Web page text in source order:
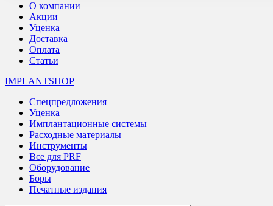
О компании
Акции
Уценка
Доставка
Оплата
Статьи
IMPLANTSHOP
Спецпредложения
Уценка
Имплантационные системы
Расходные материалы
Инструменты
Все для PRF
Оборудование
Боры
Печатные издания